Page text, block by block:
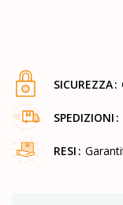
SICUREZZA
SPEDIZIONI
RESI